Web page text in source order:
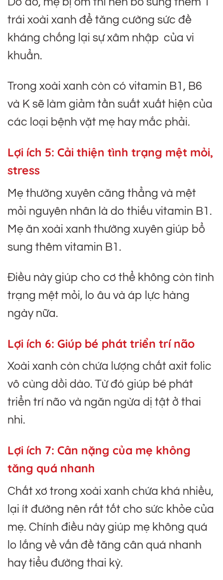
trái xoài xanh để tăng cường sức đề
kháng chống lại sự xâm nhập của vi
khuẩn.
Trong xoài xanh còn có vitamin B1, B6
và K sẽ làm giảm tần suất xuất hiện của
các loại bệnh vặt mẹ hay mắc phải.
Lợi ích 5: Cải thiện tình trạng mệt mỏi,
stress
Mẹ thường xuyên căng thẳng và mệt
mỏi nguyên nhân là do thiếu vitamin B1.
Mẹ ăn xoài xanh thường xuyên giúp bổ
sung thêm vitamin B1.
Điều này giúp cho cơ thể không còn tình
trạng mệt mỏi, lo âu và áp lực hàng
ngày nữa.
Lợi ích 6: Giúp bé phát triển trí não
Xoài xanh còn chứa lượng chất axit folic
vô cùng dồi dào. Từ đó giúp bé phát
triển trí não và ngăn ngừa dị tật ở thai
nhi.
Lợi ích 7: Cân nặng của mẹ không
tăng quá nhanh
Chất xơ trong xoài xanh chứa khá nhiều,
lại ít đường nên rất tốt cho sức khỏe của
mẹ. Chính điều này giúp mẹ không quá
lo lắng về vấn đề tăng cân quá nhanh
hay tiểu đường thai kỳ.